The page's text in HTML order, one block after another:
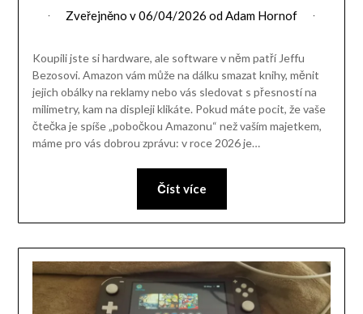
Zveřejněno v06/04/2026 od Adam Hornof
Koupili jste si hardware, ale software v něm patří Jeffu
Bezosovi. Amazon vám může na dálku smazat knihy, měnit
jejich obálky na reklamy nebo vás sledovat s přesností na
milimetry, kam na displeji klikáte. Pokud máte pocit, že vaše
čtečka je spíše „pobočkou Amazonu“ než vaším majetkem,
máme pro vás dobrou zprávu: v roce 2026 je…
Číst více